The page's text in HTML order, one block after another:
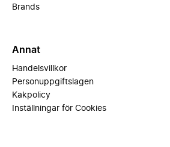
Brands
Annat
Handelsvillkor
Personuppgiftslagen
Kakpolicy
Inställningar för Cookies